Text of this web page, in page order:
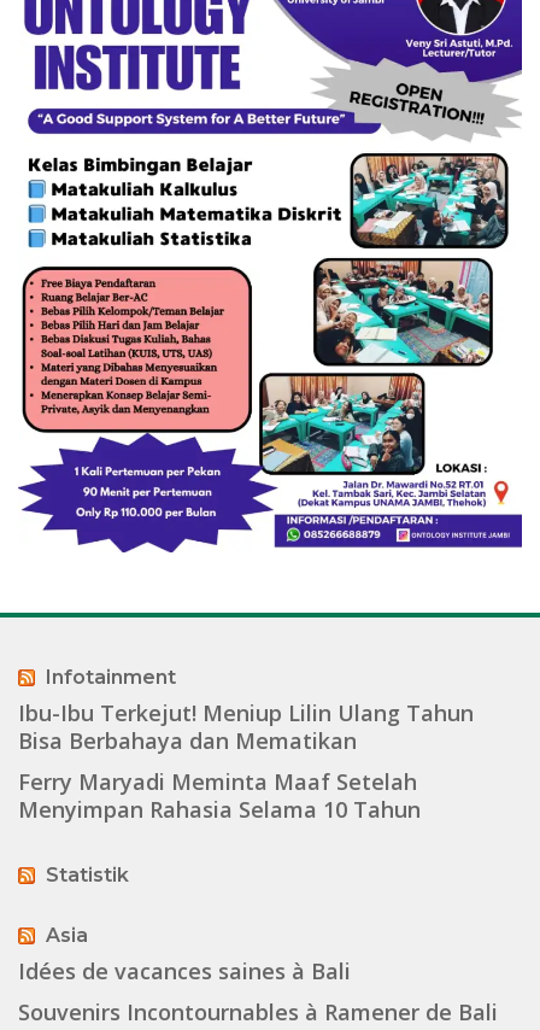
Infotainment
Ibu-Ibu Terkejut! Meniup Lilin Ulang Tahun
Bisa Berbahaya dan Mematikan
Ferry Maryadi Meminta Maaf Setelah
Menyimpan Rahasia Selama 10 Tahun
Statistik
Asia
Idées de vacances saines à Bali
Souvenirs Incontournables à Ramener de Bali